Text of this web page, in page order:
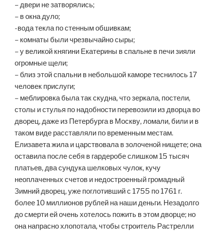
– двери не затворялись;
– в окна дуло;
-вода текла по стенным обшивкам;
– комнаты были чрезвычайно сыры;
– у великой княгини Екатерины в спальне в печи зияли
огромные щели;
– близ этой спальни в небольшой каморе теснилось 17
человек прислуги;
– меблировка была так скудна, что зеркала, постели,
столы и стулья по надобности перевозили из дворца во
дворец, даже из Петербурга в Москву, ломали, били и в
таком виде расставляли по временным местам.
Елизавета жила и царствовала в золоченой нищете; она
оставила после себя в гардеробе слишком 15 тысяч
платьев, два сундука шелковых чулок, кучу
неоплаченных счетов и недостроенный громадный
Зимний дворец, уже поглотивший с 1755 по 1761 г.
более 10 миллионов рублей на наши деньги. Незадолго
до смерти ей очень хотелось пожить в этом дворце; но
она напрасно хлопотала, чтобы строитель Растрелли